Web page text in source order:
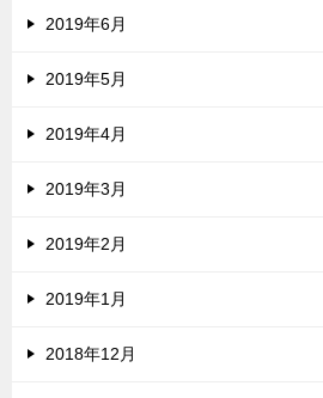
2019年6月
2019年5月
2019年4月
2019年3月
2019年2月
2019年1月
2018年12月